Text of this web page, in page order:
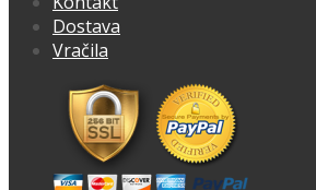
Dostava
Vračila